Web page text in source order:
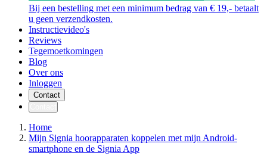
Bij een bestelling met een minimum bedrag van € 19,- betaalt
u geen verzendkosten.
Instructievideo's
Reviews
Tegemoetkomingen
Blog
Over ons
Inloggen
Contact
Home
Mijn Signia hoorapparaten koppelen met mijn Android-
smartphone en de Signia App